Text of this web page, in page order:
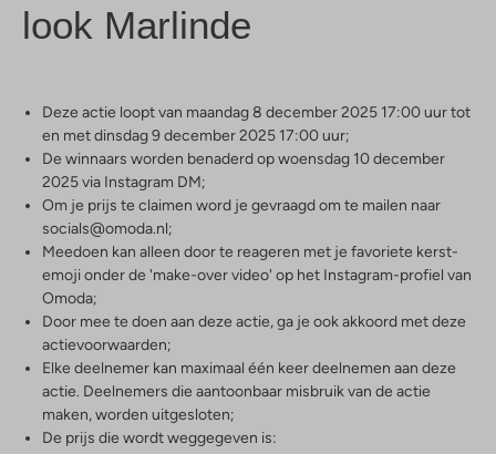
look Marlinde
Deze actie loopt van maandag 8 december 2025 17:00 uur tot
en met dinsdag 9 december 2025 17:00 uur;
De winnaars worden benaderd op woensdag 10 december
2025 via Instagram DM;
Om je prijs te claimen word je gevraagd om te mailen naar
socials@omoda.nl;
Meedoen kan alleen door te reageren met je favoriete kerst-
emoji onder de 'make-over video' op het Instagram-profiel van
Omoda;
Door mee te doen aan deze actie, ga je ook akkoord met deze
actievoorwaarden;
Elke deelnemer kan maximaal één keer deelnemen aan deze
actie. Deelnemers die aantoonbaar misbruik van de actie
maken, worden uitgesloten;
De prijs die wordt weggegeven is: